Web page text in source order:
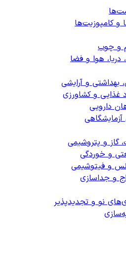
و کامپوزیت‌ها
و چوب
هوا و فضا
بهداشتی و آرایشی
غذایی و کشاورزی
دارویی
گاز و پتروشیمی
و خوردگی
و فیتوشیمی
و جداسازی
نو و تجدیدپذیر